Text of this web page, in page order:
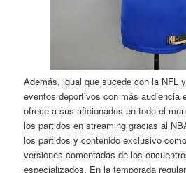
Además, igual que sucede con la NFL
eventos deportivos con más audiencia
ofrece a sus aficionados en todo el
los partidos en streaming gracias al
los partidos y contenido exclusivo
versiones comentadas de los
especializados. En la temporada